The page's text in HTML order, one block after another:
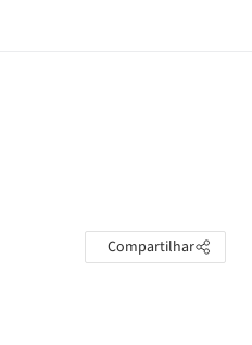
Compartilhar